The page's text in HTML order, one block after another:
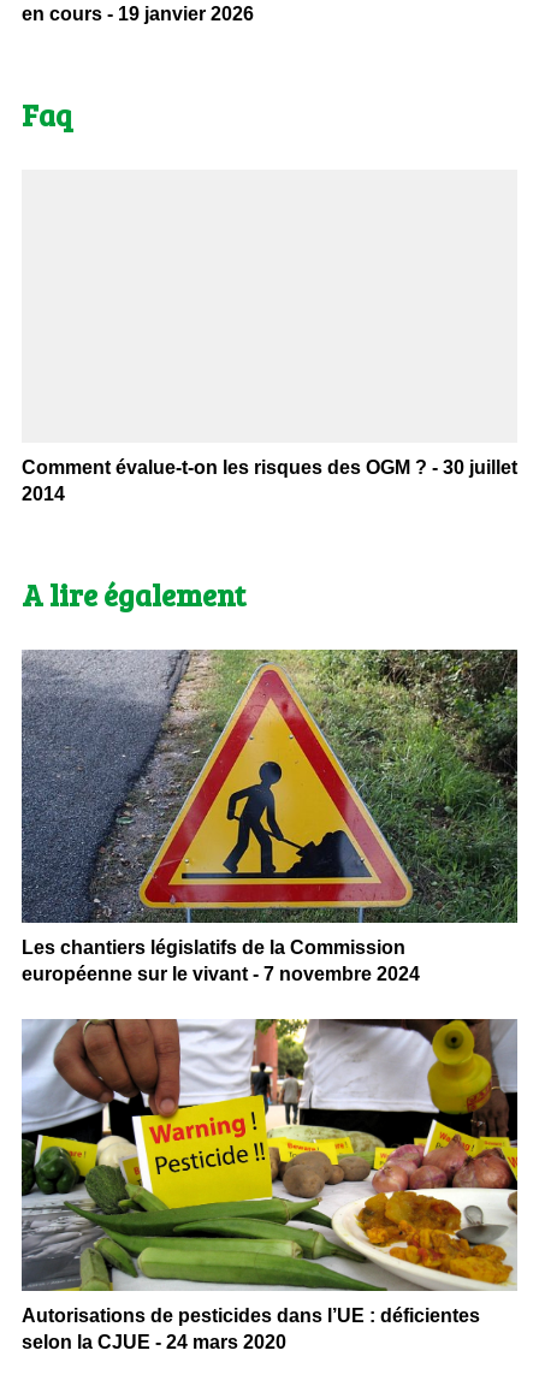
en cours - 19 janvier 2026
Faq
Comment évalue-t-on les risques des OGM ? - 30 juillet
2014
A lire également
Les chantiers législatifs de la Commission
européenne sur le vivant - 7 novembre 2024
Autorisations de pesticides dans l’UE : déficientes
selon la CJUE - 24 mars 2020